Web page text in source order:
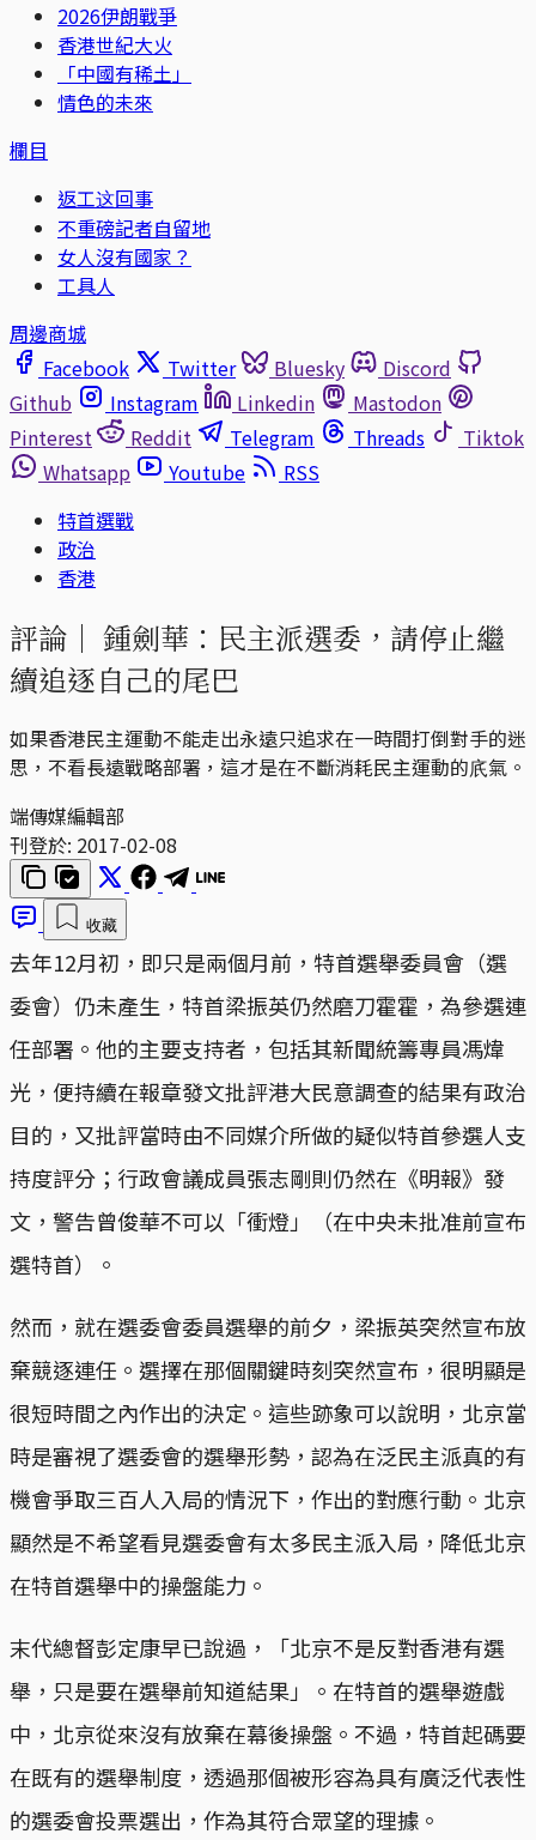
2026伊朗戰爭
香港世紀大火
「中國有稀土」
情色的未來
欄目
返工这回事
不重磅記者自留地
女人沒有國家？
工具人
周邊商城
Facebook
Twitter Bluesky
Discord
Github
Instagram Linkedin
Mastodon
Pinterest
Reddit Telegram Threads
Tiktok
Whatsapp
Youtube
RSS
特首選戰
政治
香港
評論｜ 鍾劍華：民主派選委，請停止繼
續追逐自己的尾巴
如果香港民主運動不能走出永遠只追求在一時間打倒對手的迷
思，不看長遠戰略部署，這才是在不斷消耗民主運動的㡳氣。
端傳媒編輯部
刊登於: 2017-02-08
收藏
去年12月初，即只是兩個月前，特首選舉委員會（選
委會）仍未產生，特首梁振英仍然磨刀霍霍，為參選連
任部署。他的主要支持者，包括其新聞統籌專員馮煒
光，便持續在報章發文批評港大民意調查的結果有政治
目的，又批評當時由不同媒介所做的疑似特首參選人支
持度評分；行政會議成員張志剛則仍然在《明報》發
文，警告曾俊華不可以「衝燈」（在中央未批准前宣布
選特首）。
然而，就在選委會委員選舉的前夕，梁振英突然宣布放
棄競逐連任。選擇在那個關鍵時刻突然宣布，很明顯是
很短時間之內作出的決定。這些跡象可以說明，北京當
時是審視了選委會的選舉形勢，認為在泛民主派真的有
機會爭取三百人入局的情況下，作出的對應行動。北京
顯然是不希望看見選委會有太多民主派入局，降低北京
在特首選舉中的操盤能力。
末代總督彭定康早已說過，「北京不是反對香港有選
舉，只是要在選舉前知道結果」。在特首的選舉遊戲
中，北京從來沒有放棄在幕後操盤。不過，特首起碼要
在既有的選舉制度，透過那個被形容為具有廣泛代表性
的選委會投票選出，作為其符合眾望的理據。